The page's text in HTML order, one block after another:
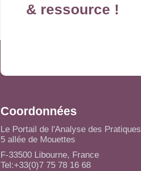
& ressource !
Coordonnées
Le Portail de l'Analyse des Pratiques
5 allée de Mouettes
F-33500 Libourne, France
Tel:+33(0)7 75 78 16 68